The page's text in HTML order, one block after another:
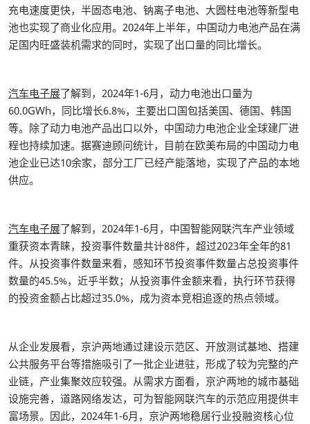
充电速度更快，半固态电池、钠离子电池、大圆柱电池等新型电
池也实现了商业化应用。2024年上半年，中国动力电池产品在满
足国内旺盛装机需求的同时，实现了出口量的同比增长。
汽车电子展了解到，2024年1-6月，动力电池出口量为
60.0GWh，同比增长6.8%，主要出口国包括美国、德国、韩国
等。除了动力电池产品出口以外，中国动力电池企业全球建厂进
程也持续加速。据赛迪顾问统计，目前在欧美布局的中国动力电
池企业已达10余家，部分工厂已经产能落地，实现了产品的本地
供应。
汽车电子展了解到，2024年1-6月，中国智能网联汽车产业领域
重获资本青睐，投资事件数量共计88件，超过2023年全年的81
件。从投资事件数量来看，感知环节投资事件数量占总投资事件
数量的45.5%，近乎半数；从投资事件金额来看，执行环节获得
的投资金额占比超过35.0%，成为资本竞相追逐的热点领域。
从企业发展看，京沪两地通过建设示范区、开放测试基地、搭建
公共服务平台等措施吸引了一批企业进驻，形成了较为完整的产
业链，产业集聚效应较强。从需求方面看，京沪两地的城市基础
设施完善，道路网络发达，可为智能网联汽车的示范应用提供丰
富场景。因此，2024年1-6月，京沪两地稳居行业投融资核心位